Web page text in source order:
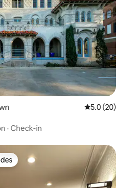
Calificación
5.0 (20)
LalaLand
· Check-in
preferido